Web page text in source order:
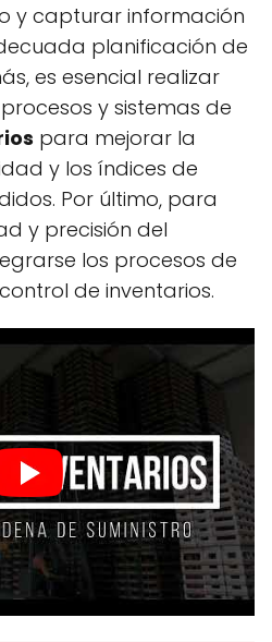
y capturar información
planificación de
es esencial realizar
y sistemas de
para mejorar la
y los índices de
Por último, para
y precisión del
los procesos de
de inventarios.